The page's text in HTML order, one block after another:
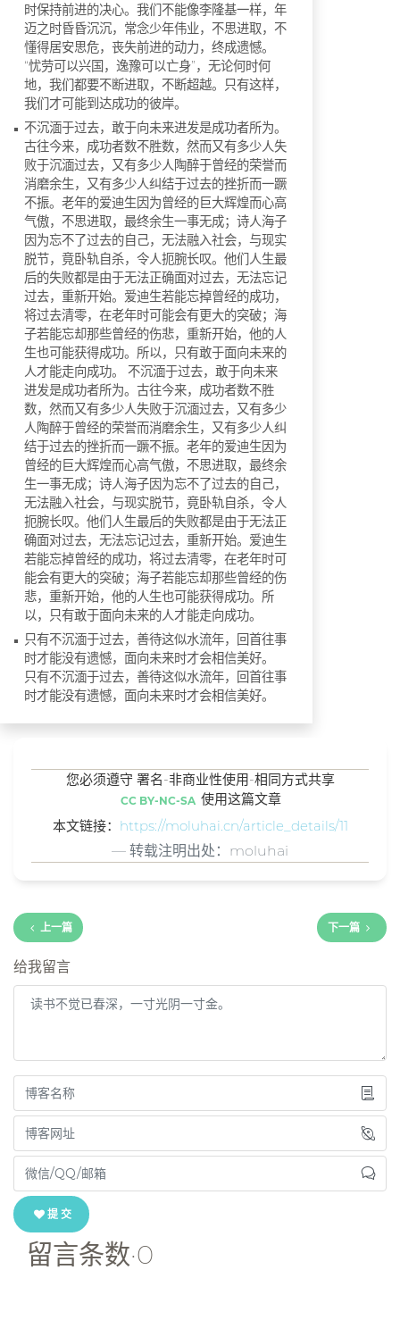
时保持前进的决心。我们不能像李隆基一样，年
迈之时昏昏沉沉，常念少年伟业，不思进取，不
懂得居安思危，丧失前进的动力，终成遗憾。
“忧劳可以兴国，逸豫可以亡身”，无论何时何
地，我们都要不断进取，不断超越。只有这样，
我们才可能到达成功的彼岸。
不沉湎于过去，敢于向未来进发是成功者所为。
古往今来，成功者数不胜数，然而又有多少人失
败于沉湎过去，又有多少人陶醉于曾经的荣誉而
消磨余生，又有多少人纠结于过去的挫折而一蹶
不振。老年的爱迪生因为曾经的巨大辉煌而心高
气傲，不思进取，最终余生一事无成；诗人海子
因为忘不了过去的自己，无法融入社会，与现实
脱节，竟卧轨自杀，令人扼腕长叹。他们人生最
后的失败都是由于无法正确面对过去，无法忘记
过去，重新开始。爱迪生若能忘掉曾经的成功，
将过去清零，在老年时可能会有更大的突破；海
子若能忘却那些曾经的伤悲，重新开始，他的人
生也可能获得成功。所以，只有敢于面向未来的
人才能走向成功。 不沉湎于过去，敢于向未来
进发是成功者所为。古往今来，成功者数不胜
数，然而又有多少人失败于沉湎过去，又有多少
人陶醉于曾经的荣誉而消磨余生，又有多少人纠
结于过去的挫折而一蹶不振。老年的爱迪生因为
曾经的巨大辉煌而心高气傲，不思进取，最终余
生一事无成；诗人海子因为忘不了过去的自己，
无法融入社会，与现实脱节，竟卧轨自杀，令人
扼腕长叹。他们人生最后的失败都是由于无法正
确面对过去，无法忘记过去，重新开始。爱迪生
若能忘掉曾经的成功，将过去清零，在老年时可
能会有更大的突破；海子若能忘却那些曾经的伤
悲，重新开始，他的人生也可能获得成功。所
以，只有敢于面向未来的人才能走向成功。
只有不沉湎于过去，善待这似水流年，回首往事
时才能没有遗憾，面向未来时才会相信美好。
只有不沉湎于过去，善待这似水流年，回首往事
时才能没有遗憾，面向未来时才会相信美好。
您必须遵守 署名-非商业性使用-相同方式共享
CC BY-NC-SA 使用这篇文章
本文链接： https://moluhai.cn/article_details/11
转载注明出处：moluhai
上一篇 下一篇
给我留言
提 交
留言条数·0